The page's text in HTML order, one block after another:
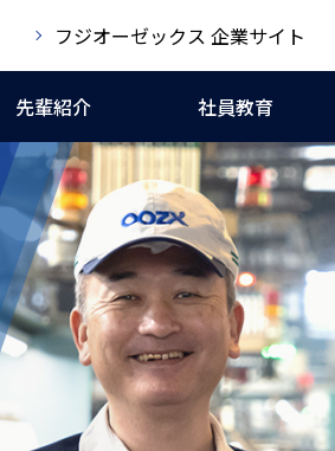
フジオーゼックス 企業サイト
先輩紹介 社員教育